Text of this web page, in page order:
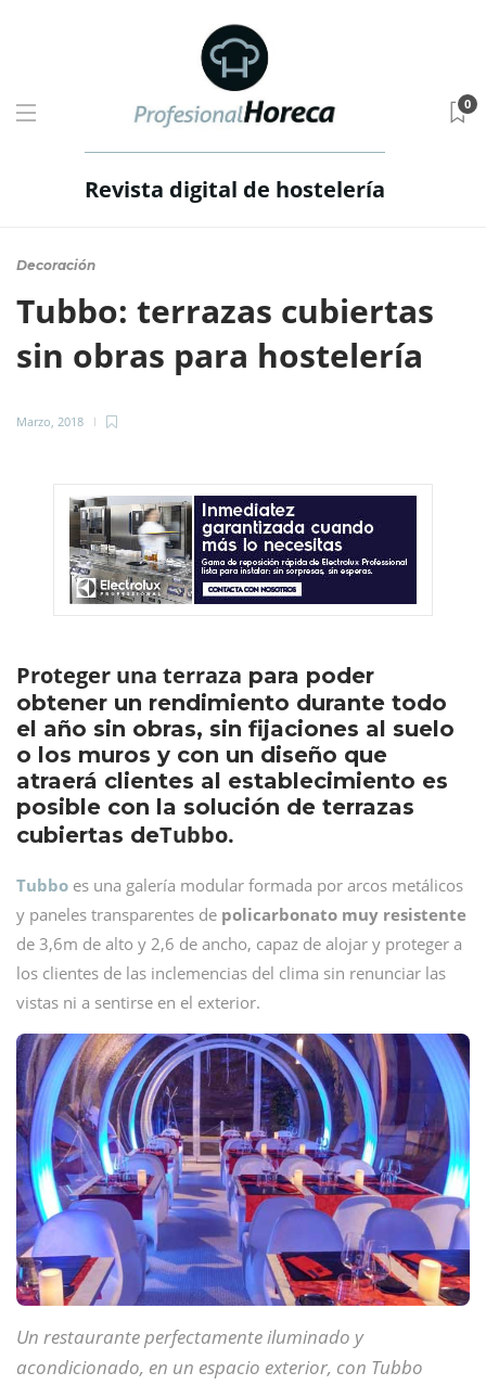
Revista digital de hostelería
0
Decoración
Tubbo: terrazas cubiertas
sin obras para hostelería
Marzo, 2018
Proteger una terraza para poder
obtener un rendimiento durante todo
el año sin obras, sin fijaciones al suelo
o los muros y con un diseño que
atraerá clientes al establecimiento es
posible con la solución de terrazas
cubiertas deTubbo.
Tubbo es una galería modular formada por arcos metálicos
y paneles transparentes de policarbonato muy resistente
de 3,6m de alto y 2,6 de ancho, capaz de alojar y proteger a
los clientes de las inclemencias del clima sin renunciar las
vistas ni a sentirse en el exterior.
Un restaurante perfectamente iluminado y
acondicionado, en un espacio exterior, con Tubbo